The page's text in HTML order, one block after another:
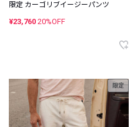
限定 カーゴリブイージーパンツ
¥23,760 20%OFF
限定